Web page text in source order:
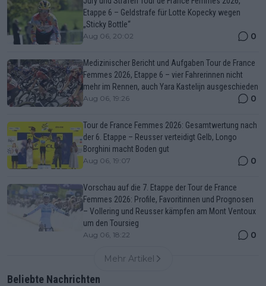
Etappe 6 – Geldstrafe für Lotte Kopecky wegen
„Sticky Bottle“
Aug 06, 20:02 0
Medizinischer Bericht und Aufgaben Tour de France
Femmes 2026, Etappe 6 – vier Fahrerinnen nicht
mehr im Rennen, auch Yara Kastelijn ausgeschieden
Aug 06, 19:26 0
Tour de France Femmes 2026: Gesamtwertung nach
der 6. Etappe – Reusser verteidigt Gelb, Longo
Borghini macht Boden gut
Aug 06, 19:07 0
Vorschau auf die 7. Etappe der Tour de France
Femmes 2026: Profile, Favoritinnen und Prognosen
– Vollering und Reusser kämpfen am Mont Ventoux
um den Toursieg
Aug 06, 18:22 0
Mehr Artikel
Beliebte Nachrichten